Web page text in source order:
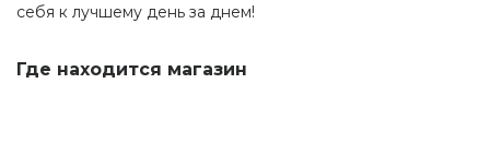
себя к лучшему день за днем!
Где находится магазин